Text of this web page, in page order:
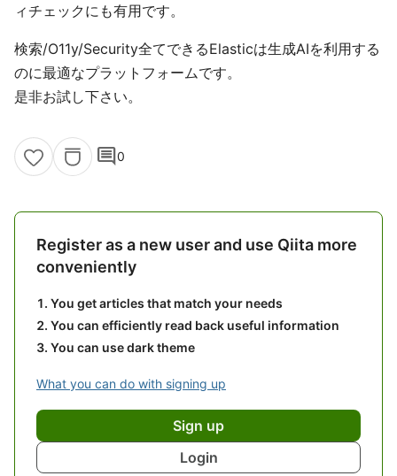
ィチェックにも有用です。
検索/O11y/Security全てできるElasticは生成AIを利用する
のに最適なプラットフォームです。
是非お試し下さい。
comment0
Register as a new user and use Qiita more
conveniently
You get articles that match your needs
You can efficiently read back useful information
You can use dark theme
What you can do with signing up
Sign up
Login